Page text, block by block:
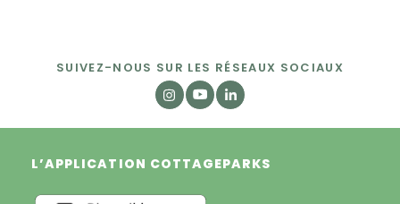
SUIVEZ-NOUS SUR LES RÉSEAUX SOCIAUX
L’APPLICATION COTTAGEPARKS